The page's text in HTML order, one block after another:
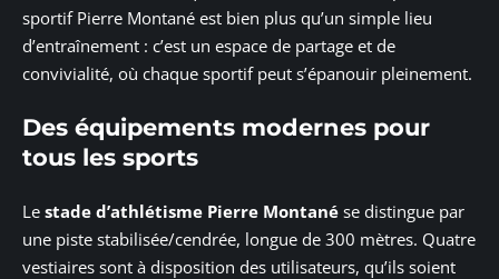
sportif Pierre Montané est bien plus qu’un simple lieu
d’entraînement : c’est un espace de partage et de
convivialité, où chaque sportif peut s’épanouir pleinement.
Des équipements modernes pour
tous les sports
Le stade d’athlétisme Pierre Montané se distingue par
une piste stabilisée/cendrée, longue de 300 mètres. Quatre
vestiaires sont à disposition des utilisateurs, qu’ils soient